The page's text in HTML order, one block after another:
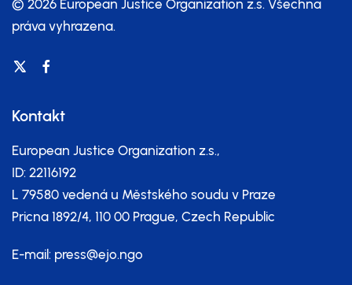
© 2026 European Justice Organization z.s. Všechna
práva vyhrazena.
Kontakt
European Justice Organization z.s.,
ID: 22116192
L 79580 vedená u Městského soudu v Praze
Pricna 1892/4, 110 00 Prague, Czech Republic
E-mail: press@ejo.ngo